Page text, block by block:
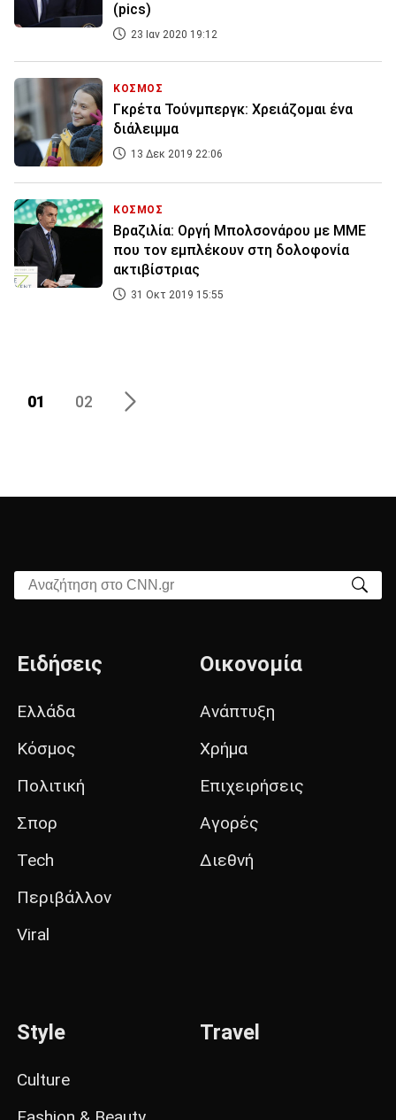
(pics)
23 Ιαν 2020 19:12
ΚΟΣΜΟΣ
Γκρέτα Τούνμπεργκ: Χρειάζομαι ένα
διάλειμμα
13 Δεκ 2019 22:06
ΚΟΣΜΟΣ
Βραζιλία: Οργή Μπολσονάρου με ΜΜΕ
που τον εμπλέκουν στη δολοφονία
ακτιβίστριας
31 Οκτ 2019 15:55
01 02
Αναζήτηση στο CNN.gr
Ειδήσεις
Ελλάδα
Κόσμος
Πολιτική
Σπορ
Tech
Περιβάλλον
Viral
Οικονομία
Ανάπτυξη
Χρήμα
Επιχειρήσεις
Αγορές
Διεθνή
Style
Culture
Travel